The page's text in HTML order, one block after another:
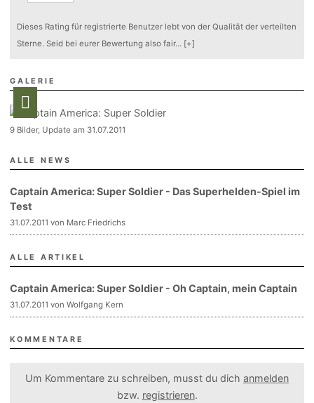
Dieses Rating für registrierte Benutzer lebt von der Qualität der verteilten
Sterne. Seid bei eurer Bewertung also fair... [+]
GALERIE
9 Bilder, Update am 31.07.2011
ALLE NEWS
Captain America: Super Soldier - Das Superhelden-Spiel im
Test
31.07.2011 von Marc Friedrichs
ALLE ARTIKEL
Captain America: Super Soldier - Oh Captain, mein Captain
31.07.2011 von Wolfgang Kern
KOMMENTARE
Um Kommentare zu schreiben, musst du dich anmelden
bzw. registrieren.